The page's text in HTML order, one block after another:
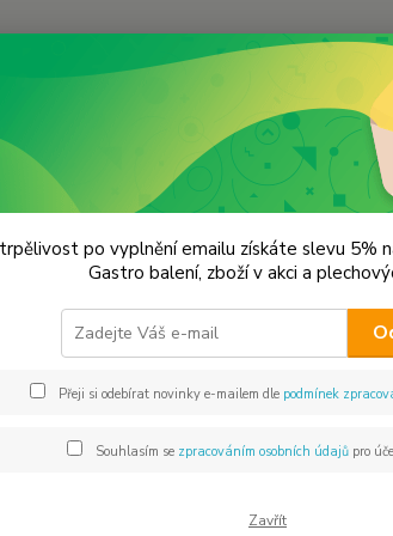
Premium koření Hořčice žlutá mletá Prémiová kvalita
žlutá mletá
po vyplnění emailu získáte slevu 5%
Gastro balení, zboží v akci a
Přeji si odebírat novinky e-mailem dle podmínek
Souhlasím se zpracováním osobních údajůpro
Zavřít